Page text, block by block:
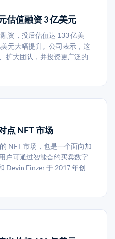
估值融资 3 亿美元
资，投后估值达 133 亿美
元大幅提升。公司表示，这
扩大团队，并投资更广泛的
点 NFT 市场
NFT 市场，也是一个面向加
户可通过智能合约买卖数字
Devin Finzer 于 2017 年创